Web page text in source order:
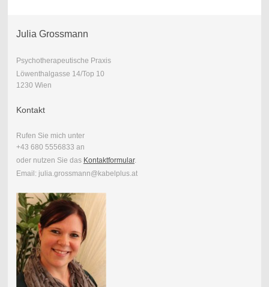
Julia Grossmann
Psychotherapeutische Praxis
Löwenthalgasse 14/Top 10
1230 Wien
Kontakt
Rufen Sie mich unter
+43 680 5556833 an
oder nutzen Sie das Kontaktformular.
Email: julia.grossmann@kabelplus.at